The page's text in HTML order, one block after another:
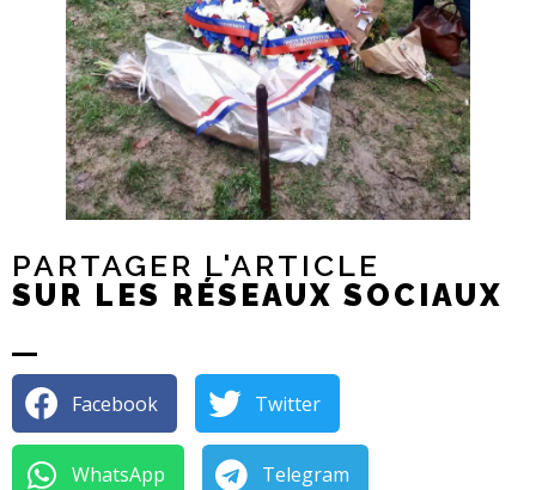
PARTAGER L'ARTICLE
SUR LES RÉSEAUX SOCIAUX
Facebook Twitter
WhatsApp Telegram